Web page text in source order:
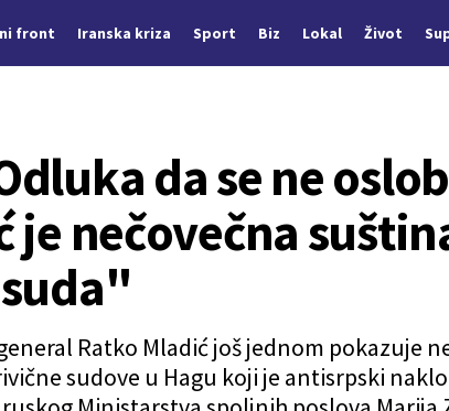
front Iranska kriza Sport Biz Lokal Život
da se ne
je nečovečna
Ratko Mladić još jednom pokazuje
sudove u Hagu koji je antisrpski